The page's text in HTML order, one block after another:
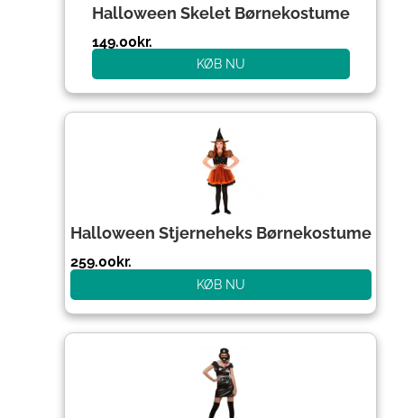
Halloween Skelet Børnekostume
149.00kr.
KØB NU
Halloween Stjerneheks Børnekostume
259.00kr.
KØB NU